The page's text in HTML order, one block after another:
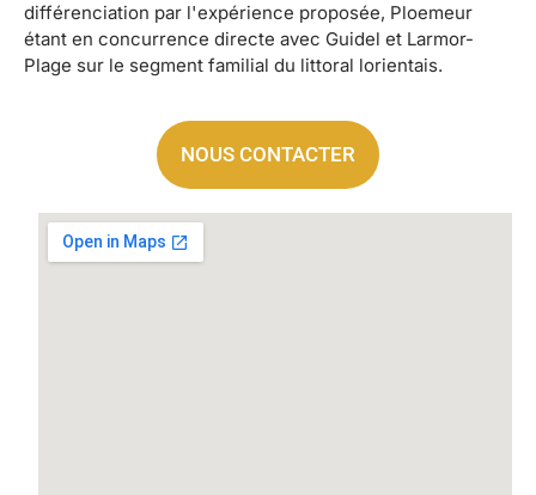
différenciation par l'expérience proposée, Ploemeur
étant en concurrence directe avec Guidel et Larmor-
Plage sur le segment familial du littoral lorientais.
NOUS CONTACTER